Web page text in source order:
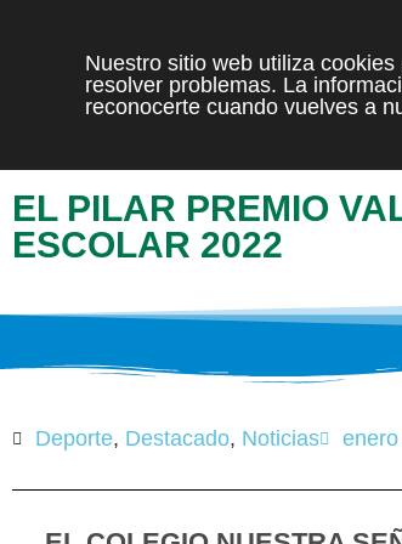
EL PILAR PREMIO
ESCOLAR 2022
Deporte, Destacado, Noticias
Nuestro sitio web utiliza
resolver problemas. La
reconocerte cuando vuelves a